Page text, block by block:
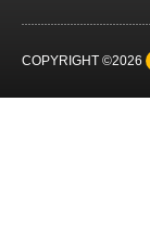
COPYRIGHT ©2026